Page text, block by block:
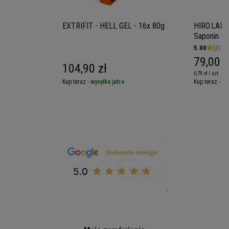
EXTRIFIT - HELL GEL - 16x 80g
104,90 zł
Kup teraz - wysyłka jutro
HIRO.LAB
Saponin -
5.00 (2)
79,00
0,79 zł / szt.
Kup teraz -